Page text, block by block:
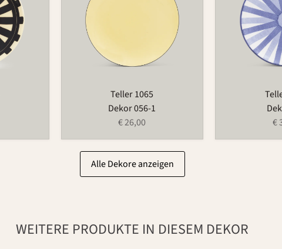
Teller 1065
Dekor 056-1
€ 26,00
€
Alle Dekore anzeigen
WEITERE PRODUKTE IN DIESEM DEKOR